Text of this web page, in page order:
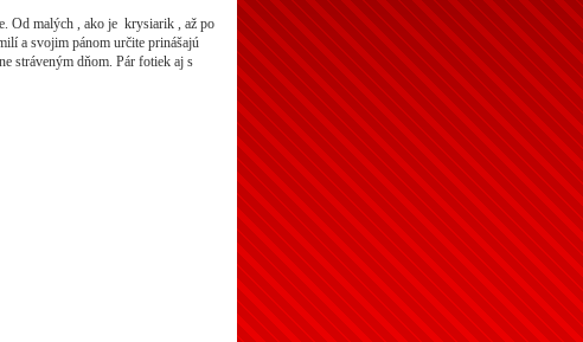
Od malých , ako je krysiarik , až po
a svojim pánom určite prinášajú
stráveným dňom. Pár fotiek aj s